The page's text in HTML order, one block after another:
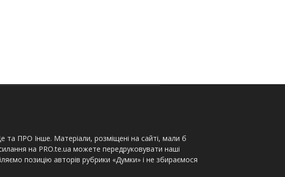
ПРО Інше. Матеріали, розміщені на сайті, мали б
на PRO.te.ua можете передруковувати наші
позицію авторів рубрики «Думки» і не збираємося